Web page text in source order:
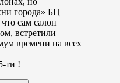
города» БЦ
сам салон
встретили
времени на всех
ти !